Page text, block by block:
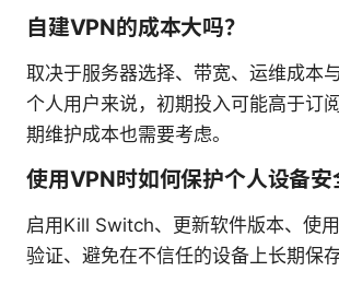
自建VPN的成本大吗？
取决于服务器选择、带宽、运维成本
个人用户来说，初期投入可能高于订
期维护成本也需要考虑。
使用VPN时如何保护个人设备安
启用Kill Switch、更新软件版本、使
验证、避免在不信任的设备上长期保